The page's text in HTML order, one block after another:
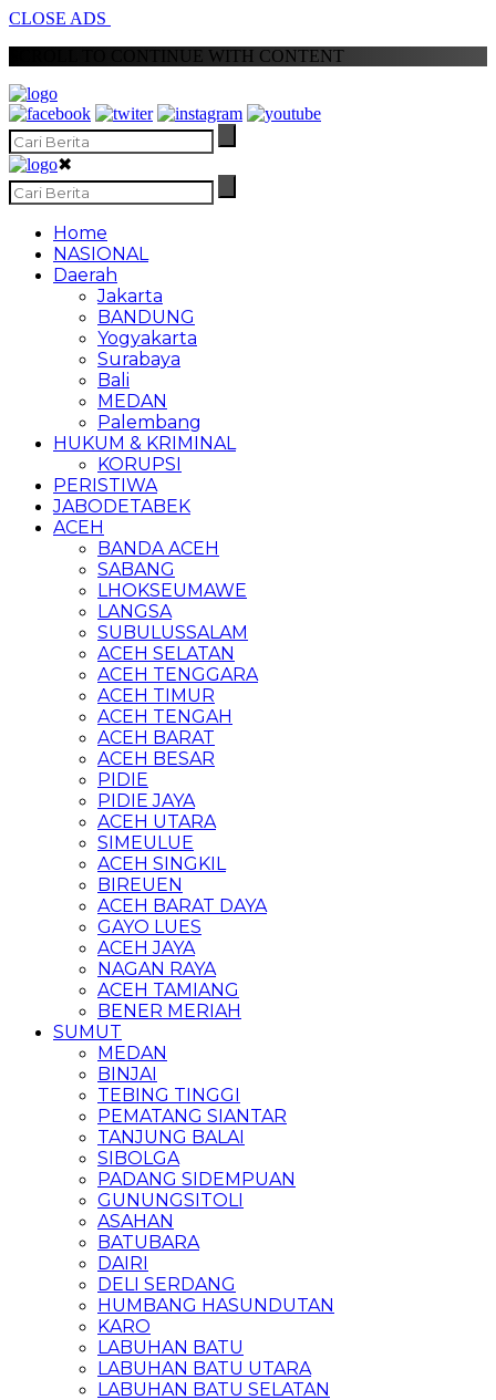
CLOSE ADS
SCROLL TO CONTINUE WITH CONTENT
✖
Home
NASIONAL
Daerah
Jakarta
BANDUNG
Yogyakarta
Surabaya
Bali
MEDAN
Palembang
HUKUM & KRIMINAL
KORUPSI
PERISTIWA
JABODETABEK
ACEH
BANDA ACEH
SABANG
LHOKSEUMAWE
LANGSA
SUBULUSSALAM
ACEH SELATAN
ACEH TENGGARA
ACEH TIMUR
ACEH TENGAH
ACEH BARAT
ACEH BESAR
PIDIE
PIDIE JAYA
ACEH UTARA
SIMEULUE
ACEH SINGKIL
BIREUEN
ACEH BARAT DAYA
GAYO LUES
ACEH JAYA
NAGAN RAYA
ACEH TAMIANG
BENER MERIAH
SUMUT
MEDAN
BINJAI
TEBING TINGGI
PEMATANG SIANTAR
TANJUNG BALAI
SIBOLGA
PADANG SIDEMPUAN
GUNUNGSITOLI
ASAHAN
BATUBARA
DAIRI
DELI SERDANG
HUMBANG HASUNDUTAN
KARO
LABUHAN BATU
LABUHAN BATU UTARA
LABUHAN BATU SELATAN